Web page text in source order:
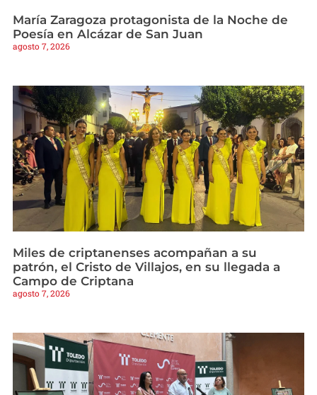
María Zaragoza protagonista de la Noche de
Poesía en Alcázar de San Juan
agosto 7, 2026
Miles de criptanenses acompañan a su
patrón, el Cristo de Villajos, en su llegada a
Campo de Criptana
agosto 7, 2026